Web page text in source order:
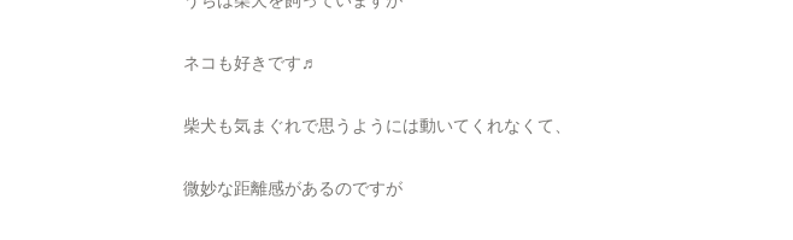
ネコも好きです♬
柴犬も気まぐれで思うようには動いてくれなくて、
微妙な距離感があるのですが